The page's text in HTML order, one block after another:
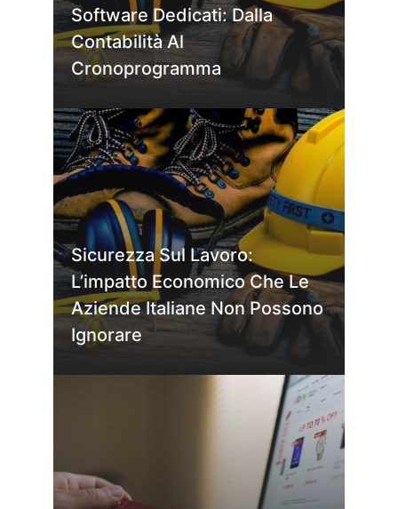
Software Dedicati: Dalla
Contabilità Al
Cronoprogramma
Sicurezza Sul Lavoro:
L’impatto Economico Che Le
Aziende Italiane Non Possono
Ignorare